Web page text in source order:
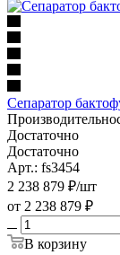
Сепаратор
Достаточно
Достаточно
Арт.: fs3454
2 238 879 ₽/шт
от 2 238 879 ₽
В корзину